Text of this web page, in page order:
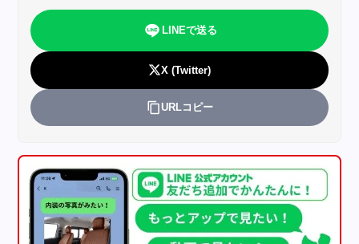
LINEで送る
X (Twitter)
URLコピー